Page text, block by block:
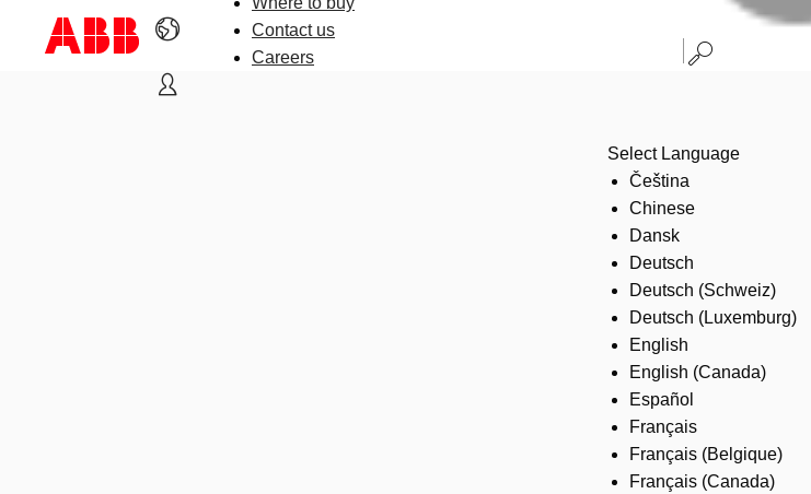
Contact us
Careers
Select Language
Čeština
Chinese
Dansk
Deutsch
Deutsch (Schweiz)
Deutsch (Luxemburg)
English
English (Canada)
Español
Français
Français (Belgique)
Français (Canada)